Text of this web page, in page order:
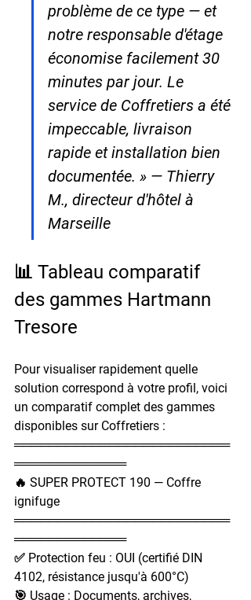
problème de ce type — et
notre responsable d'étage
économise facilement 30
minutes par jour. Le
service de Coffretiers a été
impeccable, livraison
rapide et installation bien
documentée. » — Thierry
M., directeur d'hôtel à
Marseille
📊 Tableau comparatif
des gammes Hartmann
Tresore
Pour visualiser rapidement quelle
solution correspond à votre profil, voici
un comparatif complet des gammes
disponibles sur Coffretiers :
═════════════════════════
═════════════
🔥 SUPER PROTECT 190 — Coffre
ignifuge
═════════════════════════
═════════════
✅ Protection feu : OUI (certifié DIN
4102, résistance jusqu'à 600°C)
🎯 Usage : Documents, archives,